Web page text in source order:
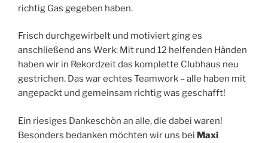
richtig Gas gegeben haben.
Frisch durchgewirbelt und motiviert ging es
anschließend ans Werk: Mit rund 12 helfenden Händen
haben wir in Rekordzeit das komplette Clubhaus neu
gestrichen. Das war echtes Teamwork – alle haben mit
angepackt und gemeinsam richtig was geschafft!
Ein riesiges Dankeschön an alle, die dabei waren!
Besonders bedanken möchten wir uns bei Maxi